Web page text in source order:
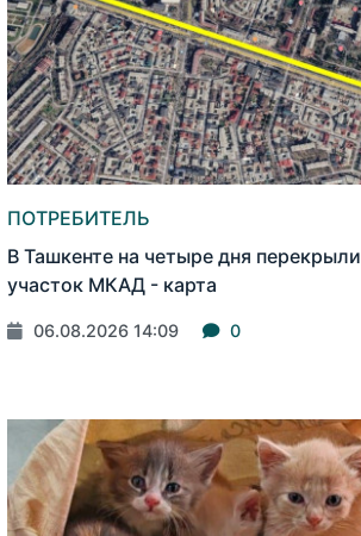
ПОТРЕБИТЕЛЬ
В Ташкенте на четыре дня перекрыли
участок МКАД - карта
06.08.2026 14:09 0